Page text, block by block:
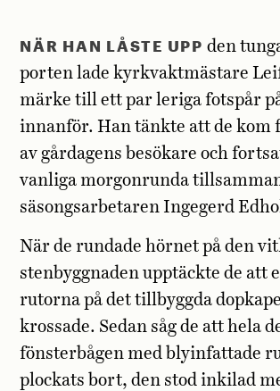
NÄR HAN LÅSTE UPP den
porten lade kyrkvaktmästare
märke till ett par leriga fotspår
innanför. Han tänkte att de kom
av gårdagens besökare och
vanliga morgonrunda
säsongsarbetaren Ingegerd
När de rundade hörnet på den
stenbyggnaden upptäckte de att
rutorna på det tillbyggda
krossade. Sedan såg de att hela
fönsterbågen med blyinfattade
plockats bort, den stod inkilad